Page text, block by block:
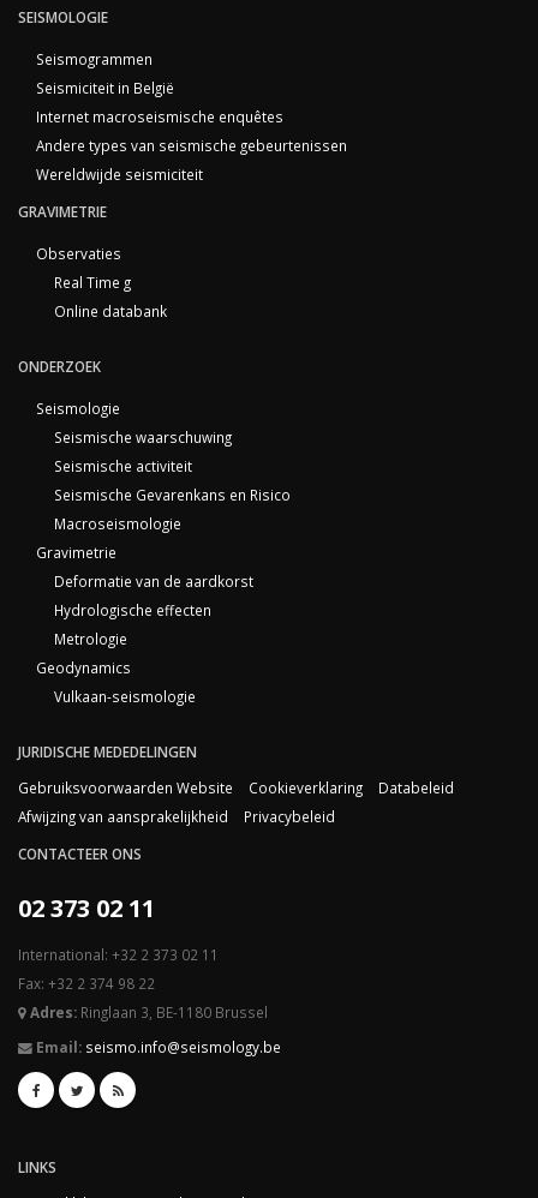
SEISMOLOGIE
Seismogrammen
Seismiciteit in België
Internet macroseismische enquêtes
Andere types van seismische gebeurtenissen
Wereldwijde seismiciteit
GRAVIMETRIE
Observaties
Real Time g
Online databank
ONDERZOEK
Seismologie
Seismische waarschuwing
Seismische activiteit
Seismische Gevarenkans en Risico
Macroseismologie
Gravimetrie
Deformatie van de aardkorst
Hydrologische effecten
Metrologie
Geodynamics
Vulkaan-seismologie
JURIDISCHE MEDEDELINGEN
Gebruiksvoorwaarden Website
Cookieverklaring
Databeleid
Afwijzing van aansprakelijkheid
Privacybeleid
CONTACTEER ONS
02 373 02 11
International: +32 2 373 02 11
Fax: +32 2 374 98 22
Adres: Ringlaan 3, BE-1180 Brussel
Email: seismo.info@seismology.be
LINKS